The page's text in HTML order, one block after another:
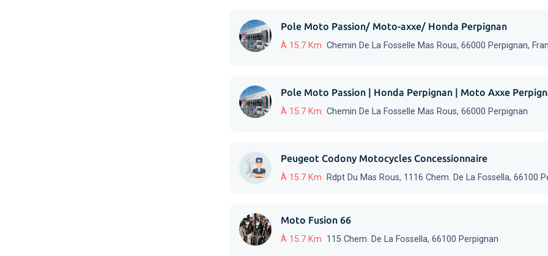
Pole Moto Passion/ Moto-axxe/ Honda Perpignan
À 15.7 Km Chemin De La Fosselle Mas Rous, 66000 Perpignan,
Pole Moto Passion | Honda Perpignan | Moto Axxe
À 15.7 Km Chemin De La Fosselle Mas Rous, 66000 Perpignan
Peugeot Codony Motocycles Concessionnaire
À 15.7 Km Rdpt Du Mas Rous, 1116 Chem. De La Fossella, 66100
Moto Fusion 66
À 15.7 Km 115 Chem. De La Fossella, 66100 Perpignan